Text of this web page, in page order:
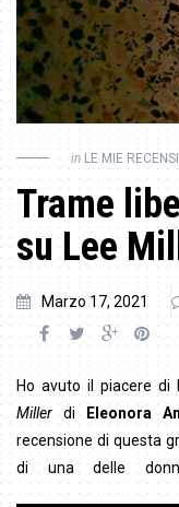
in LE MIE
Trame
su Lee
Marzo 17, 2021
Ho avuto il piacere
Millerdi Eleonora
recensione di questa
di una delle